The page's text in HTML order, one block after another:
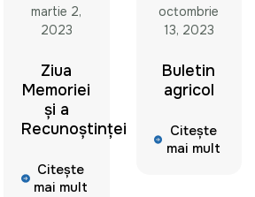
martie 2,
2023
Ziua
Memoriei
și a
Recunoștinței
Citește
mai mult
octombrie
13, 2023
Buletin
agricol
Citește
mai mult